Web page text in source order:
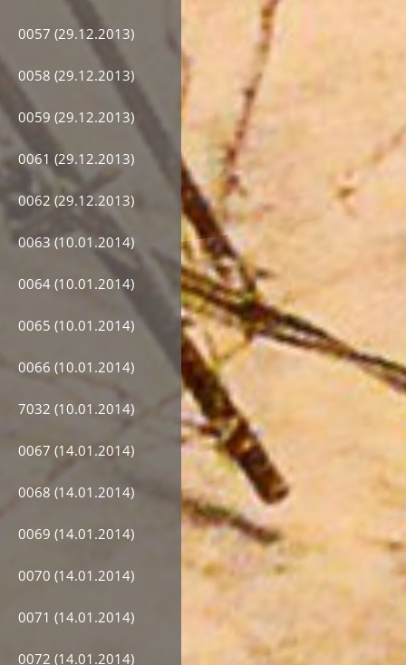
0057 (29.12.2013)
0058 (29.12.2013)
0059 (29.12.2013)
0061 (29.12.2013)
0062 (29.12.2013)
0063 (10.01.2014)
0064 (10.01.2014)
0065 (10.01.2014)
0066 (10.01.2014)
7032 (10.01.2014)
0067 (14.01.2014)
0068 (14.01.2014)
0069 (14.01.2014)
0070 (14.01.2014)
0071 (14.01.2014)
0072 (14.01.2014)